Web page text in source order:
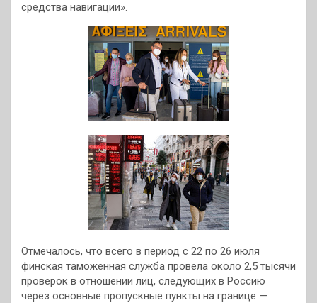
средства навигации».
Отмечалось, что всего в период с 22 по 26 июля
финская таможенная служба провела около 2,5 тысячи
проверок в отношении лиц, следующих в Россию
через основные пропускные пункты на границе —